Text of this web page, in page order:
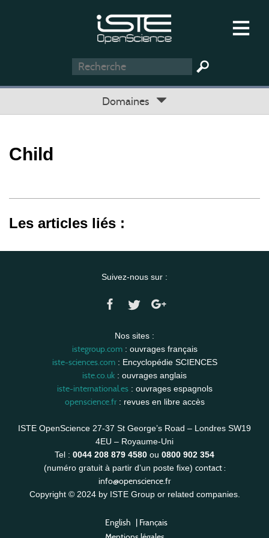
Domaines
Child
Les articles liés :
Suivez-nous sur :
Nos sites :
istegroup.com: ouvrages français
iste-sciences.com: Encyclopédie SCIENCES
iste.co.uk : ouvrages anglais
iste-international.es: ouvrages espagnols
openscience.fr: revues en libre accès
ISTE OpenScience 27-37 St George’s Road – Londres SW19
4EU – Royaume-Uni
Tel : 0044 208 879 4580 ou 0800 902 354
(numéro gratuit à partir d’un poste fixe) contact :
info@openscience.fr
Copyright © 2024 by ISTE Group or related companies.
English | Français